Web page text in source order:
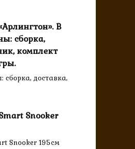
В
сборка,
комплект
доставка,
Snooker
Snooker 195см